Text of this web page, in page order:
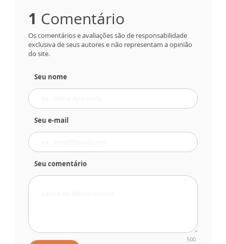
1 Comentário
Os comentários e avaliações são de responsabilidade
exclusiva de seus autores e não representam a opinião
do site.
Seu nome
Seu e-mail
Seu comentário
500